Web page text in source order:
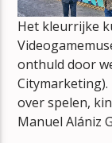
mz-
Het kleurrijke
onthuld door
over spelen,
Manuel Alániz